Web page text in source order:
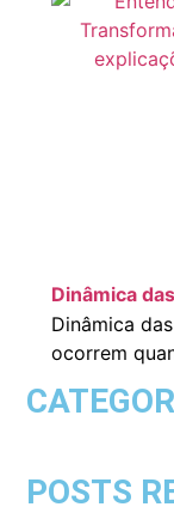
Dinâmica
Dinâmica
ocorrem
POSTS